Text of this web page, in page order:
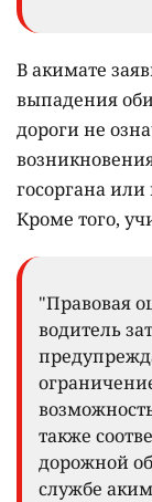
В акимате
выпадения
дороги не
госоргана
Кроме того,
"Правовая
водитель
также
дорожной
службе